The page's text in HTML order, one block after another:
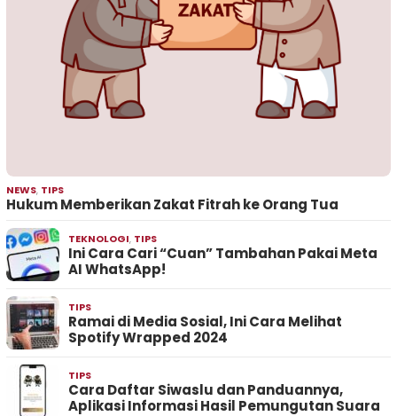
NEWS, TIPS
Hukum Memberikan Zakat Fitrah ke Orang Tua
TEKNOLOGI, TIPS
Ini Cara Cari “Cuan” Tambahan Pakai Meta
AI WhatsApp!
TIPS
Ramai di Media Sosial, Ini Cara Melihat
Spotify Wrapped 2024
TIPS
Cara Daftar Siwaslu dan Panduannya,
Aplikasi Informasi Hasil Pemungutan Suara